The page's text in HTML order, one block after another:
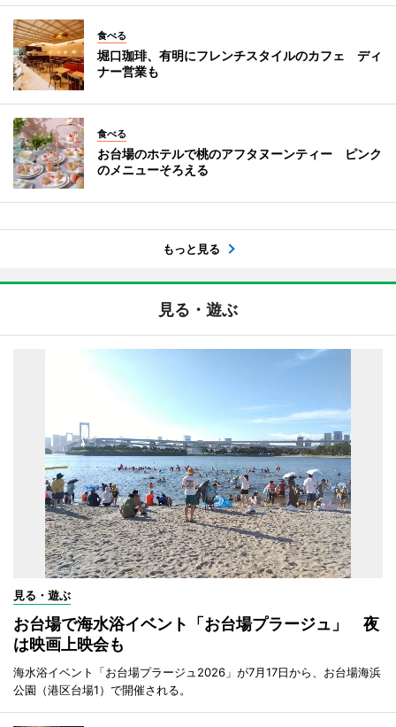
食べる
堀口珈琲、有明にフレンチスタイルのカフェ ディ
ナー営業も
食べる
お台場のホテルで桃のアフタヌーンティー ピンク
のメニューそろえる
もっと見る
見る・遊ぶ
見る・遊ぶ
お台場で海水浴イベント「お台場プラージュ」 夜
は映画上映会も
海水浴イベント「お台場プラージュ2026」が7月17日から、お台場海浜
公園（港区台場1）で開催される。